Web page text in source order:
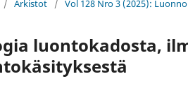
/ Arkistot / Vol 128 Nro 3 (2025):
luontokadosta,